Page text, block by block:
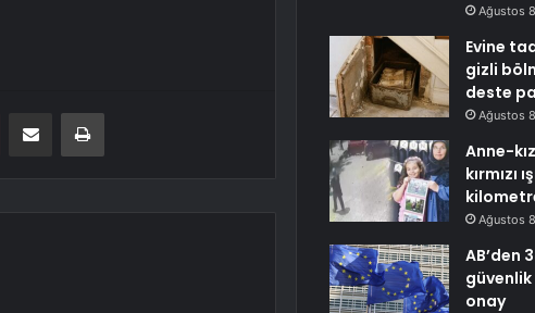
Pocket E-Posta ile paylaş Yazdır
Ağustos
Evine
gizli
deste
Ağustos
Anne-
kırmızı
Ağustos
AB’den
onay